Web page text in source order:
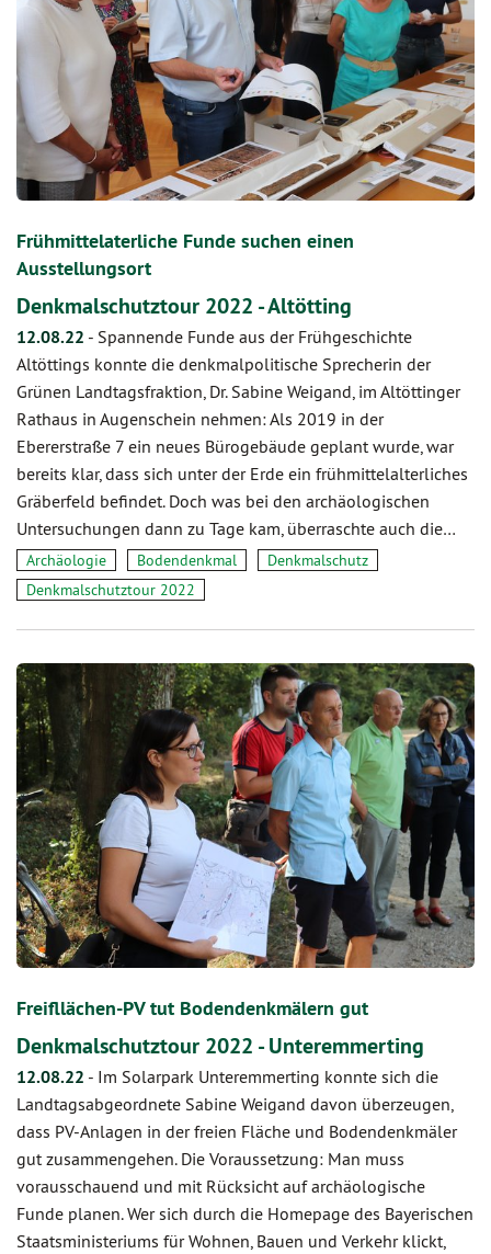
Frühmittelaterliche Funde suchen einen
Ausstellungsort
Denkmalschutztour 2022 - Altötting
12.08.22 - Spannende Funde aus der Frühgeschichte
Altöttings konnte die denkmalpolitische Sprecherin der
Grünen Landtagsfraktion, Dr. Sabine Weigand, im Altöttinger
Rathaus in Augenschein nehmen: Als 2019 in der
Ebererstraße 7 ein neues Bürogebäude geplant wurde, war
bereits klar, dass sich unter der Erde ein frühmittelalterliches
Gräberfeld befindet. Doch was bei den archäologischen
Untersuchungen dann zu Tage kam, überraschte auch die…
Archäologie Bodendenkmal
Denkmalschutz
Denkmalschutztour 2022
Freifllächen-PV tut Bodendenkmälern gut
Denkmalschutztour 2022 - Unteremmerting
12.08.22 - Im Solarpark Unteremmerting konnte sich die
Landtagsabgeordnete Sabine Weigand davon überzeugen,
dass PV-Anlagen in der freien Fläche und Bodendenkmäler
gut zusammengehen. Die Voraussetzung: Man muss
vorausschauend und mit Rücksicht auf archäologische
Funde planen. Wer sich durch die Homepage des Bayerischen
Staatsministeriums für Wohnen, Bauen und Verkehr klickt,